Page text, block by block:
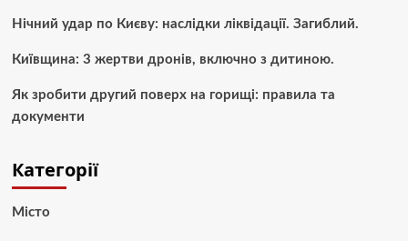
Нічний удар по Києву: наслідки ліквідації. Загиблий.
Київщина: 3 жертви дронів, включно з дитиною.
Як зробити другий поверх на горищі: правила та
документи
Категорії
Місто